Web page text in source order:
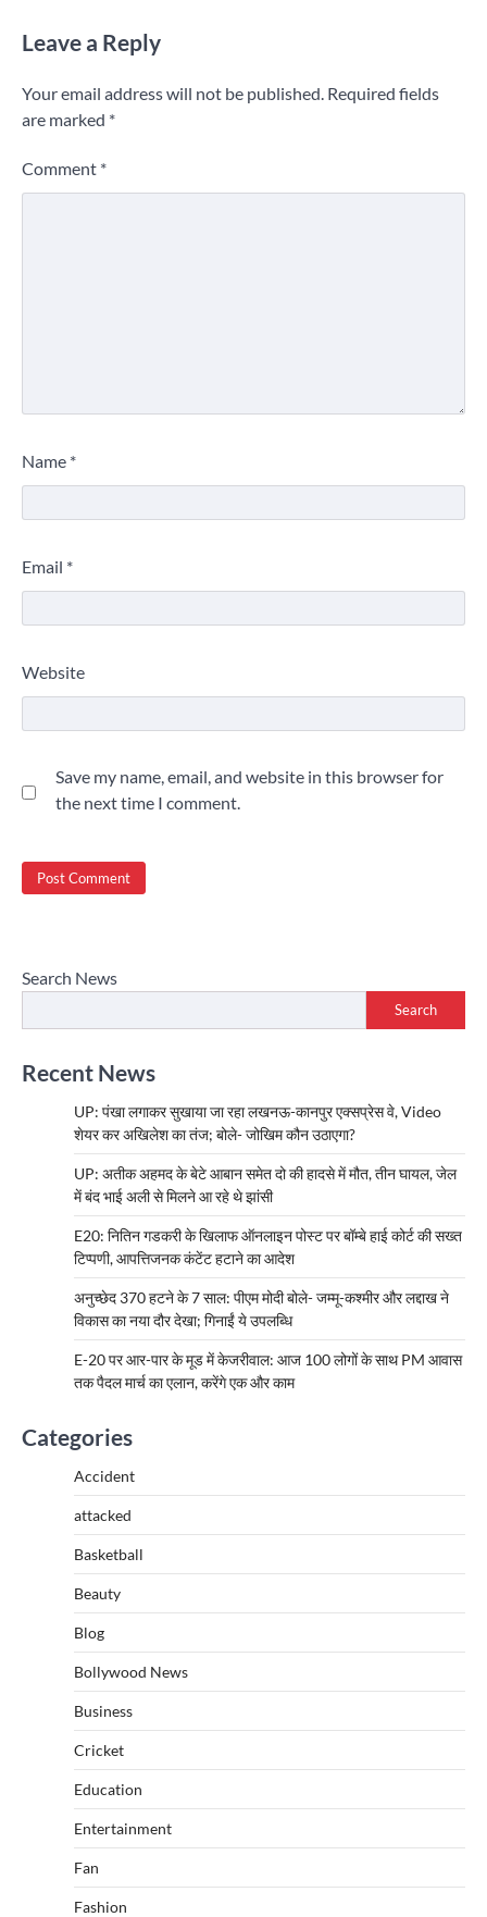
Leave a Reply
Your email address will not be published. Required fields
are marked *
Comment *
Name *
Email *
Website
Save my name, email, and website in this browser for
the next time I comment.
Search News
Search
Recent News
UP: पंखा लगाकर सुखाया जा रहा लखनऊ-कानपुर एक्सप्रेस वे, Video
शेयर कर अखिलेश का तंज; बोले- जोखिम कौन उठाएगा?
UP: अतीक अहमद के बेटे आबान समेत दो की हादसे में मौत, तीन घायल, जेल
में बंद भाई अली से मिलने आ रहे थे झांसी
E20: नितिन गडकरी के खिलाफ ऑनलाइन पोस्ट पर बॉम्बे हाई कोर्ट की सख्त
टिप्पणी, आपत्तिजनक कंटेंट हटाने का आदेश
अनुच्छेद 370 हटने के 7 साल: पीएम मोदी बोले- जम्मू-कश्मीर और लद्दाख ने
विकास का नया दौर देखा; गिनाईं ये उपलब्धि
E-20 पर आर-पार के मूड में केजरीवाल: आज 100 लोगों के साथ PM आवास
तक पैदल मार्च का एलान, करेंगे एक और काम
Categories
Accident
attacked
Basketball
Beauty
Blog
Bollywood News
Business
Cricket
Education
Entertainment
Fan
Fashion